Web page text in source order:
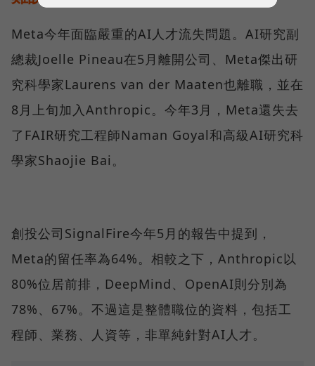
Meta今年面臨嚴重的AI人才流失問題。AI研究副
總裁Joelle Pineau在5月離開公司、Meta傑出研
究科學家Laurens van der Maaten也離職，並在
8月上旬加入Anthropic。今年3月，Meta還失去
了FAIR研究工程師Naman Goyal和高級AI研究科
學家Shaojie Bai。
創投公司SignalFire今年5月的報告中提到，
Meta的留任率為64%。相較之下，Anthropic以
80%位居前排，DeepMind、OpenAI則分別為
78%、67%。不過這是整體職位的資料，包括工
程師、業務、人資等，非單純針對AI人才。